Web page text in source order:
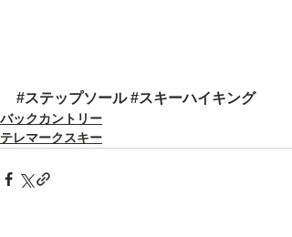
#ステップソール #スキーハイキング
バックカントリー
テレマークスキー